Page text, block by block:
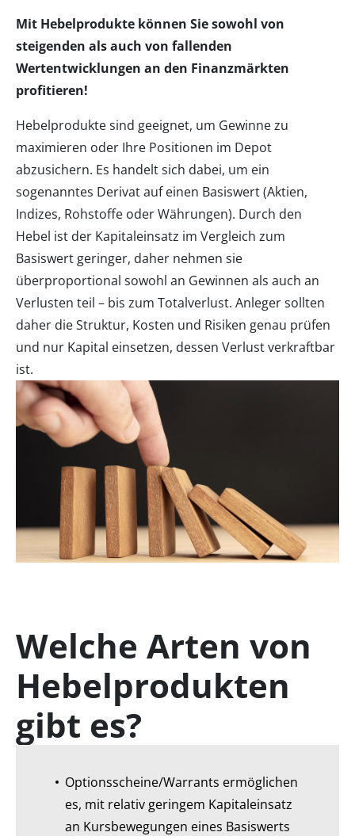
Mit Hebelprodukte können Sie sowohl von
steigenden als auch von fallenden
Wertentwicklungen an den Finanzmärkten
profitieren!
Hebelprodukte sind geeignet, um Gewinne zu
maximieren oder Ihre Positionen im Depot
abzusichern. Es handelt sich dabei, um ein
sogenanntes Derivat auf einen Basiswert (Aktien,
Indizes, Rohstoffe oder Währungen). Durch den
Hebel ist der Kapitaleinsatz im Vergleich zum
Basiswert geringer, daher nehmen sie
überproportional sowohl an Gewinnen als auch an
Verlusten teil – bis zum Totalverlust. Anleger sollten
daher die Struktur, Kosten und Risiken genau prüfen
und nur Kapital einsetzen, dessen Verlust verkraftbar
ist.
Welche Arten von
Hebelprodukten
gibt es?
Optionsscheine/Warrants ermöglichen
es, mit relativ geringem Kapitaleinsatz
an Kursbewegungen eines Basiswerts